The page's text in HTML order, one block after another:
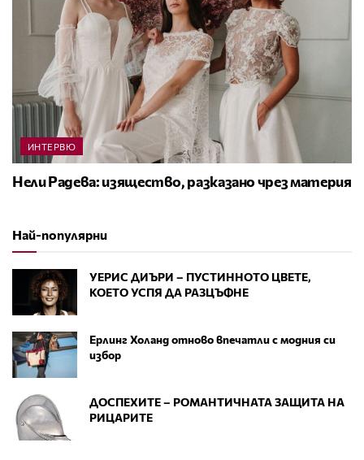
ИНТЕРВЮ
Нели Радева: изящество, разказано чрез материя
Най-популярни
УЕРИС ДИЪРИ – ПУСТИННОТО ЦВЕТЕ,
КОЕТО УСПЯ ДА РАЗЦЪФНЕ
Ерлинг Холанд отново впечатли с модния си
избор
ДОСПЕХИТЕ – РОМАНТИЧНАТА ЗАЩИТА НА
РИЦАРИТЕ